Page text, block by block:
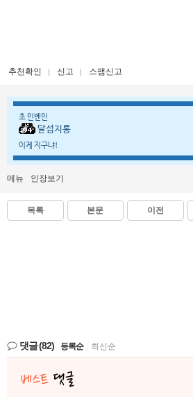
추천확인 신고 스팸신고
초 인벤인
달섭지롱
이게 지구냐!
메뉴 인장보기
목록 본문 이전
댓글(82) 등록순 최신순